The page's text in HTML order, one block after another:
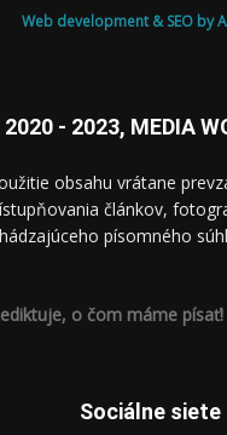
Web development & SEO by
- 2023, MEDIA
obsahu vrátane
článkov,
písomného
o čom máme písať!
Sociálne siete